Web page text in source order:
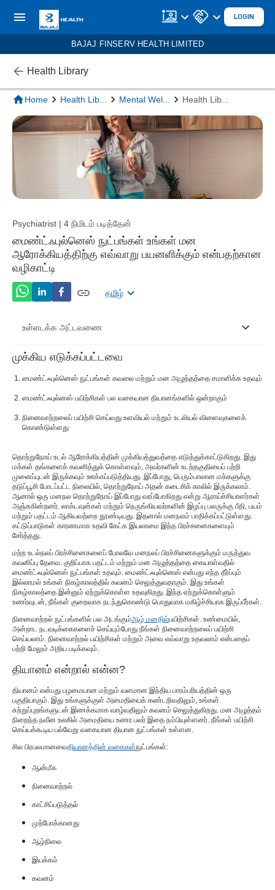
LOGIN
BAJAJ FINSERV HEALTH LIMITED
Health Library
Home Health Lib Mental Wel Health Lib
Psychiatrist | 4 நிமிடம் படித்தேன்
மைண்ட்ஃபுல்னெஸ் நுட்பங்கள் உங்கள் மன
ஆரோக்கியத்திற்கு எவ்வாறு பயனளிக்கும் என்பதற்கான
வழிகாட்டி
தமிழ்
உள்ளடக்க அட்டவணை
தியானம் என்றால் என்ன?
வேண்டும்?
எப்படி இணைப்பதுநினைவாற்றல் நுட்பங்கள்அன்றாட
முக்கிய எடுக்கப்பட்டவை
மைண்ட்ஃபுல்னெஸ் நுட்பங்கள் கவலை மற்றும் மன அழுத்தத்தை சமாளிக்க உதவும்
மைண்ட்ஃபுல்னஸ் பயிற்சிகள் பல வகையான தியானங்களில் ஒன்றாகும்
நினைவாற்றலைப் பயிற்சி செய்வது உளவியல் மற்றும் உடலியல் விளைவுகளைக்
கொண்டுள்ளது
தொற்றுநோய் உடல் ஆரோக்கியத்தின் முக்கியத்துவத்தை எடுத்துக்காட்டுகிறது. இது
மக்கள் தங்களைக் கவனித்துக் கொள்ளவும், அவர்களின் உடற்தகுதியைப் பற்றி
முனைப்புடன் இருக்கவும் ஊக்கப்படுத்தியது. இப்போது, ​​பெரும்பாலான மக்களுக்கு
தடுப்பூசி போடப்பட்ட நிலையில், தொற்றுநோய் அதன் கடைசிக் காலில் இருக்கலாம்.
ஆனால் ஒரு மனநல தொற்றுநோய் இப்போது வரப்போகிறது என்று ஆராய்ச்சியாளர்கள்
அஞ்சுகின்றனர். லாக்டவுன்கள் மற்றும் நெருங்கியவர்களின் இழப்பு பலருக்கு பீதி, பயம்
மற்றும் பதட்டம் ஆகியவற்றை தூண்டியது. இதனால் மனநலம் பாதிக்கப்பட்டுள்ளது.
கட்டுப்பாடுகள் காரணமாக உதவி கேட்க இயலாமை இந்த பிரச்சனைகளையும்
சேர்த்தது.
மற்ற உடல்நலப் பிரச்சினைகளைப் போலவே மனநலப் பிரச்சினைகளுக்கும் மருத்துவ
கவனிப்பு தேவை. குறிப்பாக பதட்டம் மற்றும் மன அழுத்தத்தை கையாள்வதில்
மைண்ட்ஃபுல்னெஸ் நுட்பங்கள் உதவும். மைண்ட்ஃபுல்னெஸ் என்பது எந்த தீர்ப்பும்
இல்லாமல் உங்கள் நிகழ்காலத்தில் கவனம் செலுத்துவதாகும். இது உங்கள்
நிகழ்காலத்தை இன்னும் ஏற்றுக்கொள்ள உதவுகிறது. இந்த ஏற்றுக்கொள்ளும்
உணர்வுடன், நீங்கள் குறைவாக நடந்துகொண்டு பொதுவாக மகிழ்ச்சியாக இருப்பீர்கள்.
நினைவாற்றல் நுட்பங்களில் பல அடங்கும்ஆழ் மனதில்பயிற்சிகள். உண்மையில்,
அன்றாட நடவடிக்கைகளைச் செய்யும்போது நீங்கள் நினைவாற்றலைப் பயிற்சி
செய்யலாம். நினைவாற்றல் பயிற்சிகள் மற்றும் அவை எவ்வாறு உதவலாம் என்பதைப்
பற்றி மேலும் அறிய படிக்கவும்.
தியானம் என்றால் என்ன?
தியானம் என்பது பழமையான மற்றும் வளமான இந்திய பாரம்பரியத்தின் ஒரு
பகுதியாகும். இது உங்களுக்குள் அமைதியைக் கண்டறிவதிலும், உங்கள்
சுற்றுப்புறங்களுடன் இணக்கமாக வாழ்வதிலும் கவனம் செலுத்துகிறது. மன அழுத்தம்
நிறைந்த நவீன உலகில் அமைதியை உணர பலர் இதை நம்பியுள்ளனர். நீங்கள் பயிற்சி
செய்யக்கூடிய பல்வேறு வகையான தியான நுட்பங்கள் உள்ளன.
சில பிரபலமானவைதியானத்தின் வகைகள்நுட்பங்கள்:
ஆன்மீக
நினைவாற்றல்
காட்சிப்படுத்தல்
முற்போக்கானது
ஆழ்நிலை
இயக்கம்
கவனம்